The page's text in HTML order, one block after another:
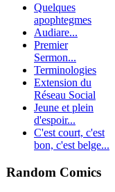
Quelques
apophtegmes
Audiare...
Premier
Sermon...
Terminologies
Extension du
Réseau Social
Jeune et plein
d'espoir...
C'est court, c'est
bon, c'est belge...
Random Comics